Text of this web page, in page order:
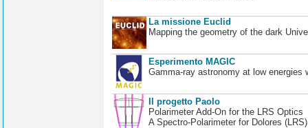
La missione Euclid
Mapping the geometry of the dark
Esperimento MAGIC
Gamma-ray astronomy at low energies
Il progetto Paolo
Polarimeter Add-On for the LRS Optics
A Spectro-Polarimeter for Dolores